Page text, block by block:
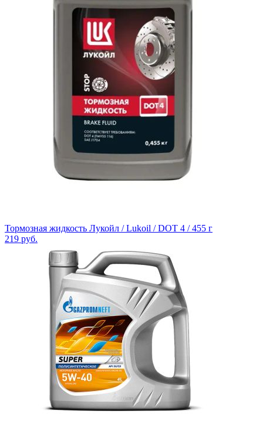
Тормозная жидкость Лукойл / Lukoil / DOT 4 / 455 г
219 руб.